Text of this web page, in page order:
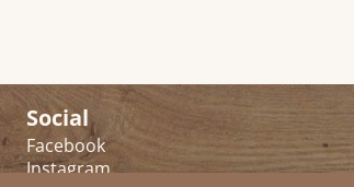
Social
Facebook
Instagram